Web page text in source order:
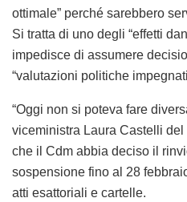
ottimale” perché sarebbero
Si tratta di uno degli “effetti
impedisce di assumere
“valutazioni politiche
“Oggi non si poteva fare
viceministra Laura Castelli
che il Cdm abbia deciso il
sospensione fino al 28
atti esattoriali e cartelle.